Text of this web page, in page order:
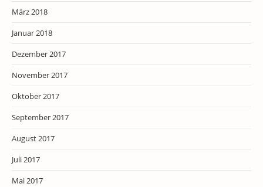
März 2018
Januar 2018
Dezember 2017
November 2017
Oktober 2017
September 2017
August 2017
Juli 2017
Mai 2017